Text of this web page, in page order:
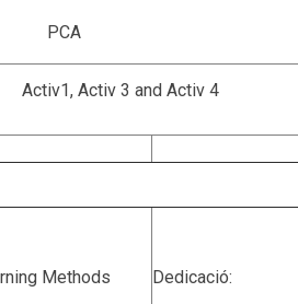
PCA
Activ1, Activ 3 and Activ 4
Methods Dedicació: